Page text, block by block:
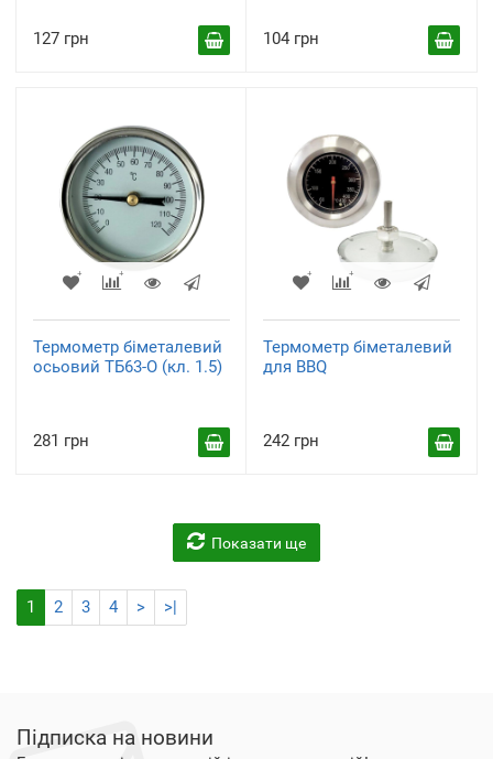
127 грн 104 грн
Термометр біметалевий
осьовий ТБ63-О (кл. 1.5)
281 грн
Термометр біметалевий
для BBQ
242 грн
Показати ще
1 2 3 4 > >|
Підписка на новини